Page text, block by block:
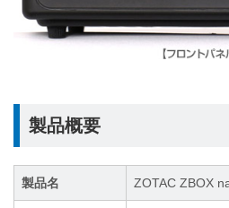
製品概要
製品名 ZOTAC ZBOX